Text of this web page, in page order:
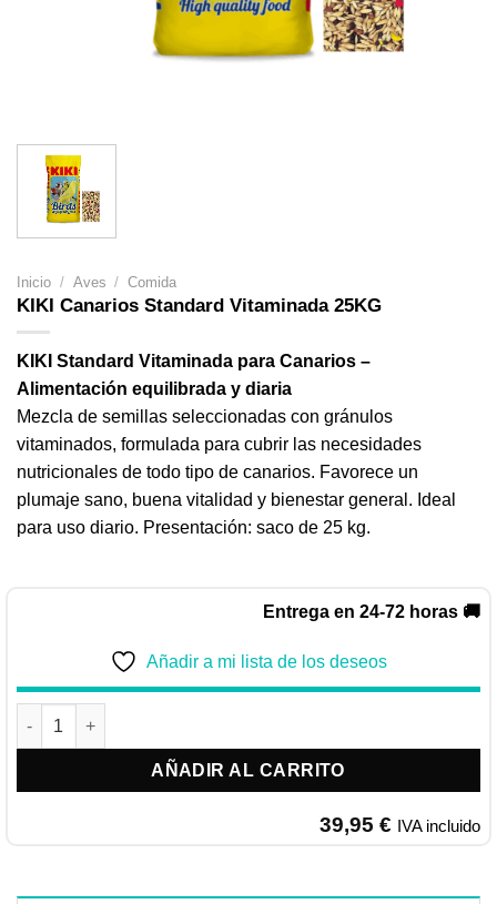
Inicio / Aves / Comida
KIKI Canarios Standard Vitaminada 25KG
KIKI Standard Vitaminada para Canarios –
Alimentación equilibrada y diaria
Mezcla de semillas seleccionadas con gránulos
vitaminados, formulada para cubrir las necesidades
nutricionales de todo tipo de canarios. Favorece un
plumaje sano, buena vitalidad y bienestar general. Ideal
para uso diario. Presentación: saco de 25 kg.
Entrega en 24-72 horas 🚚
Añadir a mi lista de los deseos
KIKI Canarios Standard Vitaminada 25KG cantidad
AÑADIR AL CARRITO
39,95 € IVA incluido